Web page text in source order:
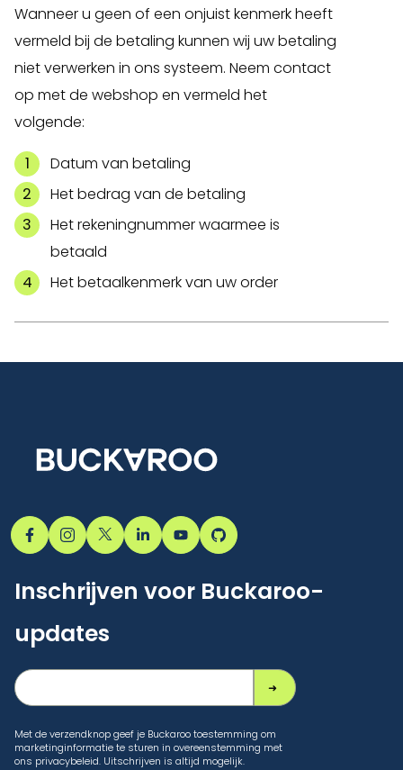
Wanneer u geen of een onjuist kenmerk heeft
vermeld bij de betaling kunnen wij uw betaling
niet verwerken in ons systeem. Neem contact
op met de webshop en vermeld het
volgende:
Datum van betaling
Het bedrag van de betaling
Het rekeningnummer waarmee is
betaald
Het betaalkenmerk van uw order
Inschrijven voor Buckaroo-
updates
Met de verzendknop geef je Buckaroo toestemming om
marketinginformatie te sturen in overeenstemming met
ons privacybeleid. Uitschrijven is altijd mogelijk.